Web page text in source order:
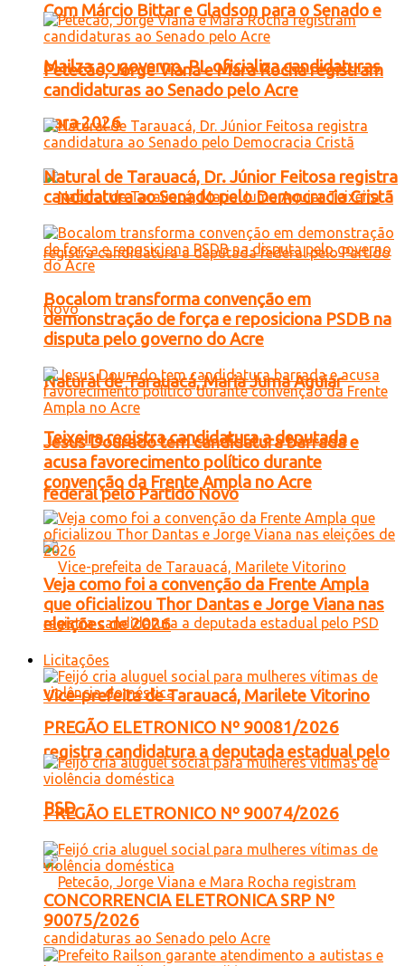
Com Márcio Bittar e Gladson para o Senado e
Mailza ao governo, PL oficializa candidaturas
para 2026
Natural de Tarauacá, Maria Juma Aguiar
Teixeira registra candidatura a deputada
federal pelo Partido Novo
Vice-prefeita de Tarauacá, Marilete Vitorino
registra candidatura a deputada estadual pelo
PSD
Petecão, Jorge Viana e Mara Rocha registram
candidaturas ao Senado pelo Acre
Natural de Tarauacá, Dr. Júnior Feitosa registra
candidatura ao Senado pelo Democracia Cristã
Bocalom transforma convenção em
demonstração de força e reposiciona PSDB na
disputa pelo governo do Acre
Jesus Dourado tem candidatura barrada e
acusa favorecimento político durante
convenção da Frente Ampla no Acre
Veja como foi a convenção da Frente Ampla
que oficializou Thor Dantas e Jorge Viana nas
eleições de 2026
Licitações
PREGÃO ELETRONICO Nº 90081/2026
PREGÃO ELETRONICO Nº 90074/2026
CONCORRENCIA ELETRONICA SRP Nº
90075/2026